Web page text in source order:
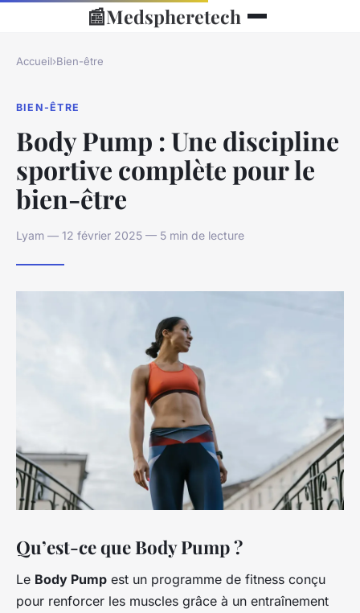
📰Medspheretech
Accueil›Bien-être
BIEN-ÊTRE
Body Pump : Une discipline
sportive complète pour le
bien-être
Lyam — 12 février 2025 — 5 min de lecture
Qu’est-ce que Body Pump ?
Le Body Pump est un programme de fitness conçu
pour renforcer les muscles grâce à un entraînement